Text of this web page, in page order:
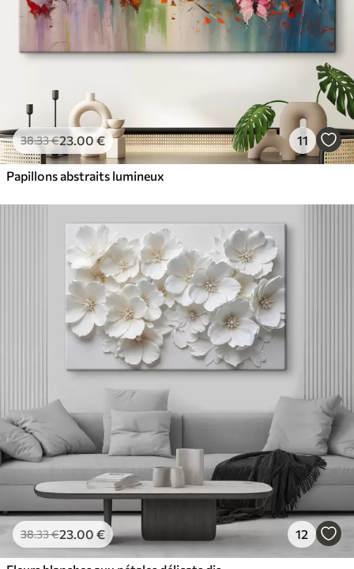
38.33€23.00 € 11
Papillons abstraits lumineux
38.33€23 .00 € 12